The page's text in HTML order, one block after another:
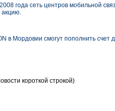
года сеть центров мобильной
в Мордовии смогут пополнить счет
короткой строкой)